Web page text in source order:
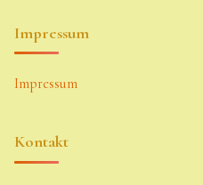
Impressum
Impressum
Kontakt